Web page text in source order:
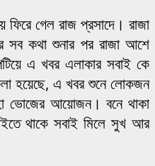
ফিরে গেল রাজ প্রসাদে। রাজা
সব কথা শুনার পর রাজা আশে
এ খবর এলাকার সবাই কে
হয়েছে, এ খবর শুনে লোকজন
ভোজের আয়োজন। বনে থাকা
থাকে সবাই মিলে সুখ আর